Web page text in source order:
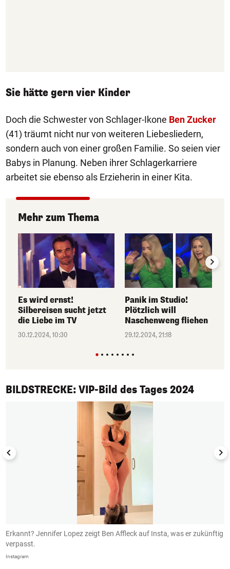
Sie hätte gern vier Kinder
Doch die Schwester von Schlager-Ikone Ben Zucker
(41) träumt nicht nur von weiteren Liebesliedern,
sondern auch von einer großen Familie. So seien vier
Babys in Planung. Neben ihrer Schlagerkarriere
arbeitet sie ebenso als Erzieherin in einer Kita.
Mehr zum Thema
Es wird ernst!
Silbereisen sucht jetzt
die Liebe im TV
30.12.2024, 10:30
Panik im Studio!
Plötzlich will
Naschenweng fliehen
29.12.2024, 21:18
BILDSTRECKE: VIP-Bild des Tages 2024
1/50
Erkannt? Jennifer Lopez zeigt Ben Affleck auf Insta, was er zukünftig
verpasst.
Instagram